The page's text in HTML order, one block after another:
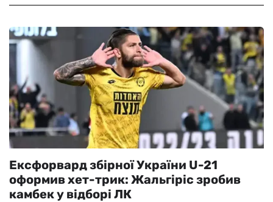
Ексфорвард збірної України U-21
оформив хет-трик: Жальгіріс зробив
камбек у відборі ЛК